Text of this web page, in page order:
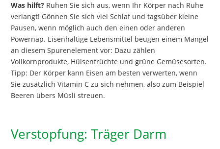
Was hilft? Ruhen Sie sich aus, wenn Ihr Körper nach Ruhe
verlangt! Gönnen Sie sich viel Schlaf und tagsüber kleine
Pausen, wenn möglich auch den einen oder anderen
Powernap. Eisenhaltige Lebensmittel beugen einem Mangel
an diesem Spurenelement vor: Dazu zählen
Vollkornprodukte, Hülsenfrüchte und grüne Gemüsesorten.
Tipp: Der Körper kann Eisen am besten verwerten, wenn
Sie zusätzlich Vitamin C zu sich nehmen, also zum Beispiel
Beeren übers Müsli streuen.
Verstopfung: Träger Darm